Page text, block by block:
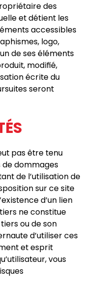
des
et détient les
accessibles
logo,
de ses éléments
modifié,
écrite du
seront
pas être tenu
dommages
de l’utilisation de
sur ce site
d’un lien
ne constitue
ou de son
d’utiliser ces
et esprit
vous